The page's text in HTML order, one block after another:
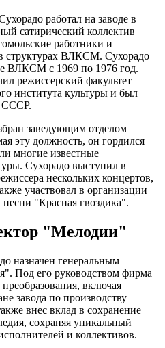
работал на заводе в
сатирический коллектив
работники и
структурах ВЛКСМ. Сухорадо
ВЛКСМ с 1969 по 1976 год.
режиссерский факультет
института культуры и был
СССР.
заведующим отделом
эту должность, он гордился
многие известные
Сухорадо выступил в
нескольких концертов,
участвовал в организации
"Красная гвоздика".
"Мелодии"
назначен генеральным
Под его руководством фирма
включая
завода по производству
внес вклад в сохранение
сохраняя уникальный
и коллективов.